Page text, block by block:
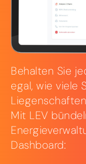
Behalten Sie
egal, wie viele
Mit LEV
Dashboard: